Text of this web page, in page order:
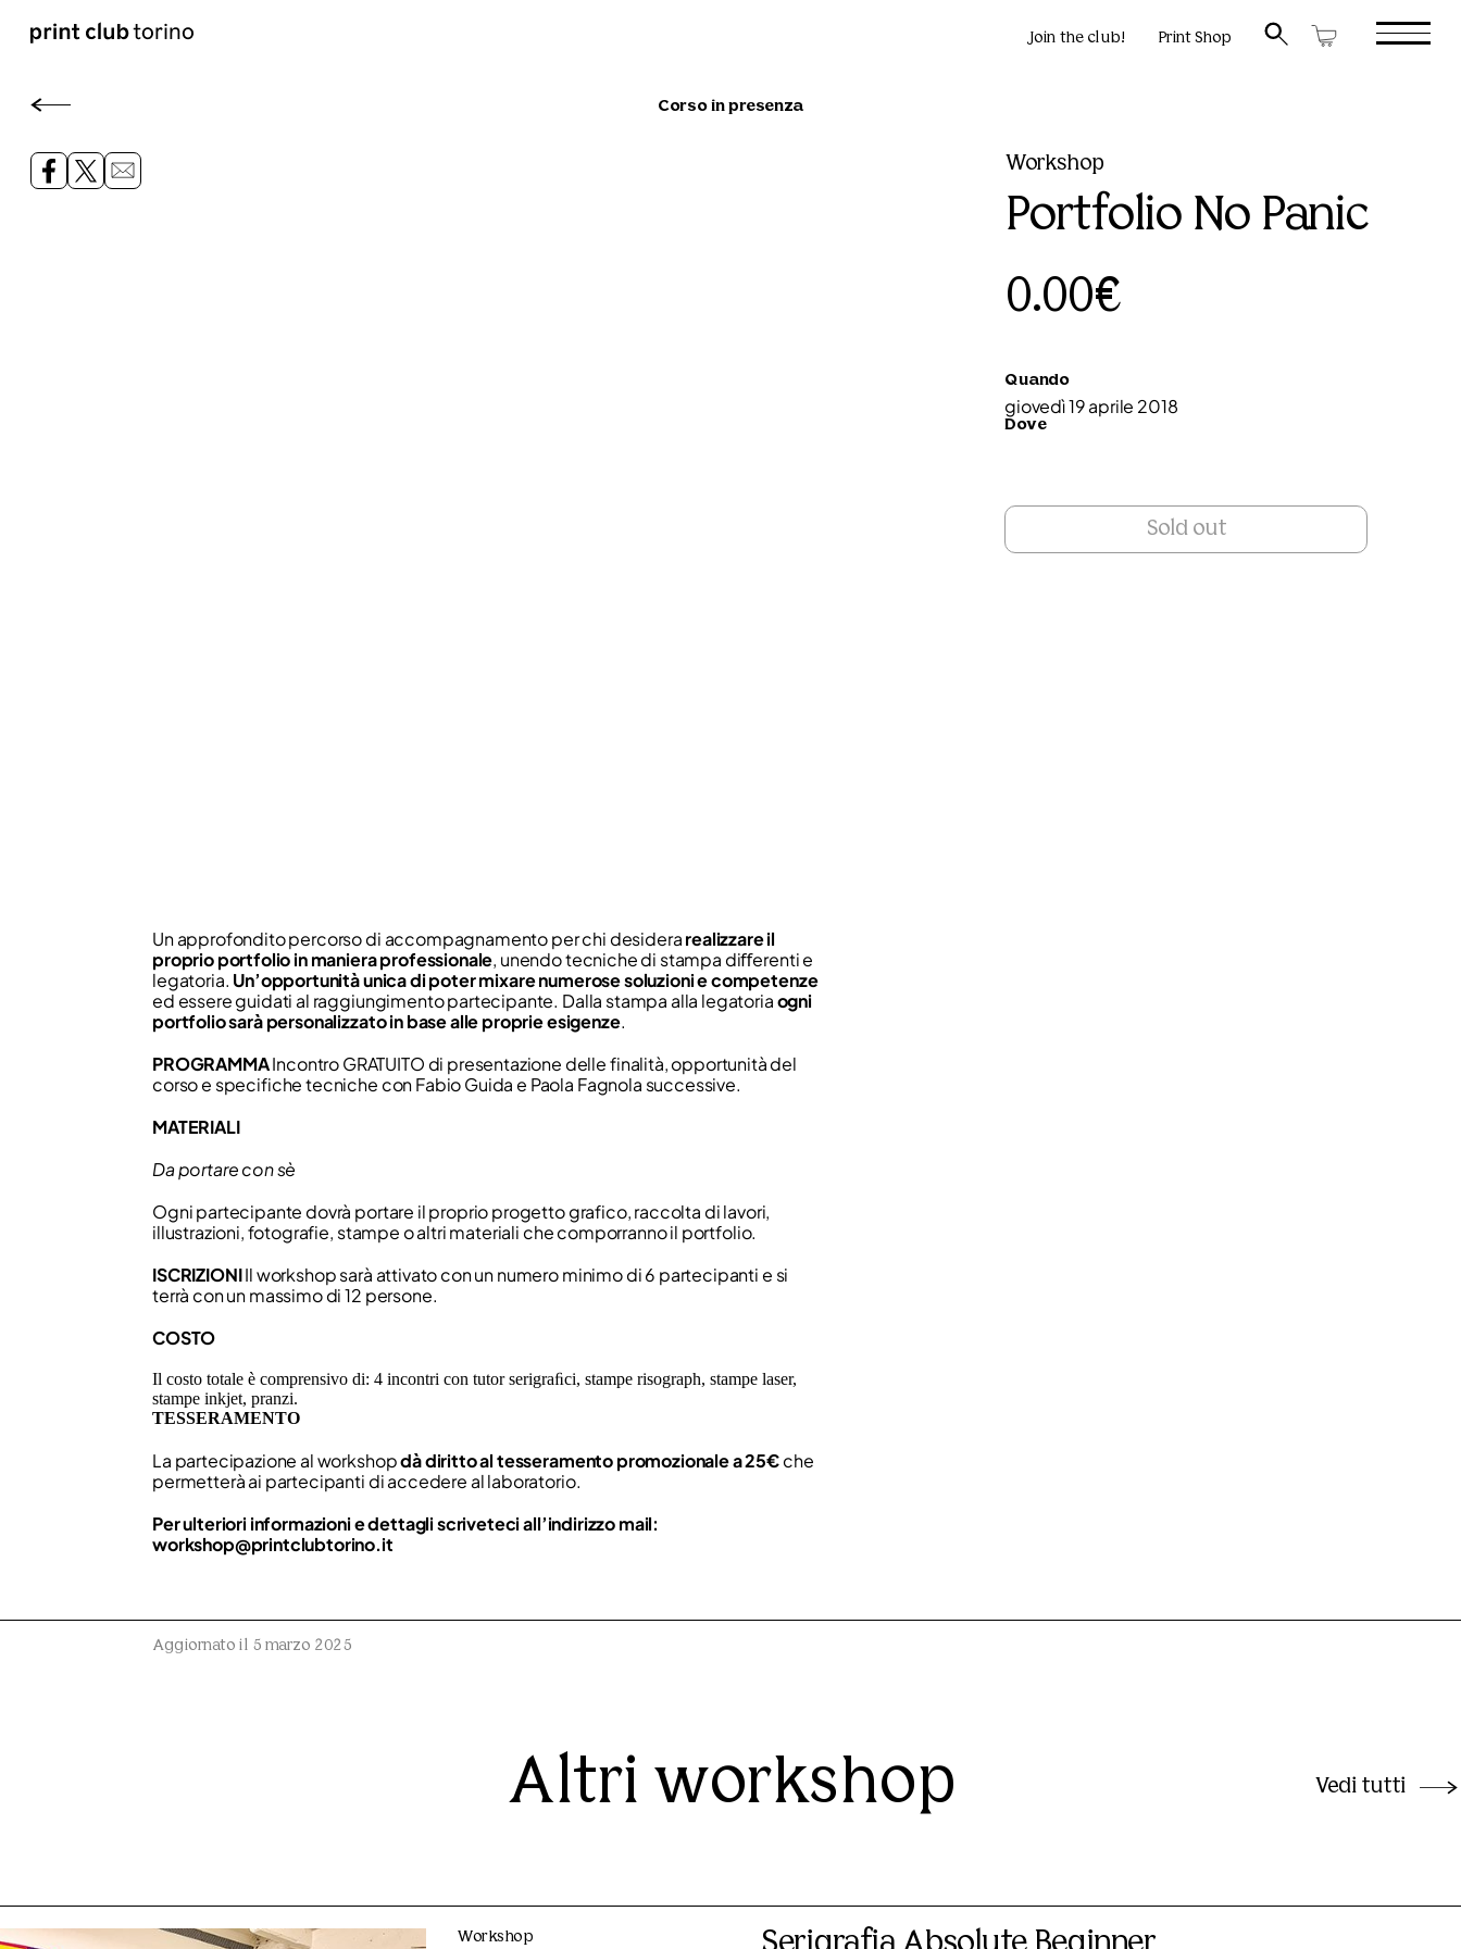
Join the club! Print Shop
Corso in presenza
Un approfondito percorso di accompagnamento per chi desiderarealizzare il
proprio portfolio in maniera professionale, unendo tecniche di stampa diﬀerenti e
legatoria. Un’opportunità unica di poter mixare numerose soluzioni e competenze
ed essere guidati al raggiungimento partecipante. Dalla stampa alla legatoriaogni
portfolio sarà personalizzato in base alle proprie esigenze.
PROGRAMMAIncontro GRATUITO di presentazione delle ﬁnalità, opportunità del
corso e speciﬁche tecniche con Fabio Guida e Paola Fagnola successive.
MATERIALI
Da portare con sè
Ogni partecipante dovrà portare il proprio progetto grafico, raccolta di lavori,
illustrazioni, fotograﬁe, stampe o altri materiali che comporranno il portfolio.
ISCRIZIONIIl workshop sarà attivato con un numero minimo di 6 partecipanti e si
terrà con un massimo di 12 persone.
COSTO
Il costo totale è comprensivo di: 4 incontri con tutor serigraﬁci, stampe risograph, stampe laser,
stampe inkjet, pranzi.
TESSERAMENTO
La partecipazione al workshopdà diritto al tesseramento promozionale a 25€che
permetterà ai partecipanti di accedere al laboratorio.
Per ulteriori informazioni e dettagli scriveteci all’indirizzo mail:
workshop@printclubtorino.it
Workshop
Portfolio No Panic
0.00€
Quando
giovedì 19 aprile 2018
Dove
Sold out
Aggiornato il 5 marzo 2025
Altri workshop
Workshop
Vedi tutti